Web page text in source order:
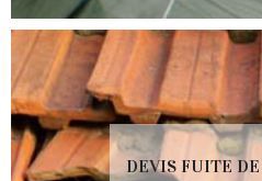
DEVIS FUITE